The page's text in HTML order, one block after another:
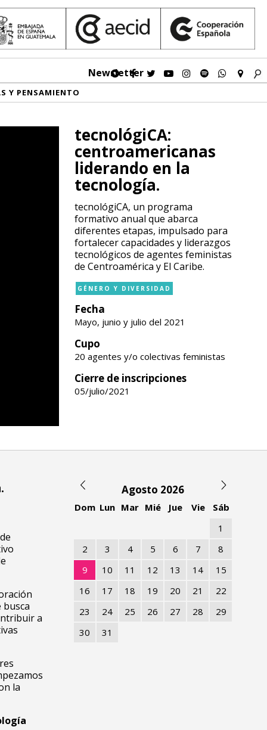
Newsletter
Y PENSAMIENTO
tecnológiCA:
centroamericanas
liderando en la
tecnología.
tecnológiCA, un programa
formativo anual que abarca
diferentes etapas, impulsado para
fortalecer capacidades y liderazgos
tecnológicos de agentes feministas
de Centroamérica y El Caribe.
GÉNERO Y DIVERSIDAD
Fecha
Mayo, junio y julio del 2021
Cupo
20 agentes y/o colectivas feministas
Cierre de inscripciones
05/julio/2021
busca
a
la
Agosto 2026
Dom Lun Mar Mié Jue Vie
Sáb
1
2
3 4 5 6 7
8
9
10 11 12 13 14
15
16
17 18 19 20 21
22
23
24 25 26 27 28
29
30
31